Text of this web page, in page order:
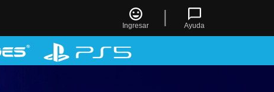
Ingresar | Ayuda